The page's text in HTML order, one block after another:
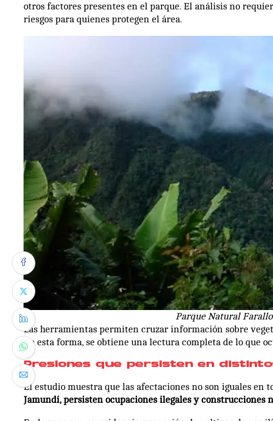
otros factores presentes en el parque. El análisis no
riesgos para quienes protegen el área.
Parque Natural
Las herramientas permiten cruzar información sobre
De esta forma, se obtiene una lectura completa de lo que
Presiones que persisten en
El estudio muestra que las afectaciones no son iguales en
Jamundí, persisten ocupaciones ilegales y construcciones